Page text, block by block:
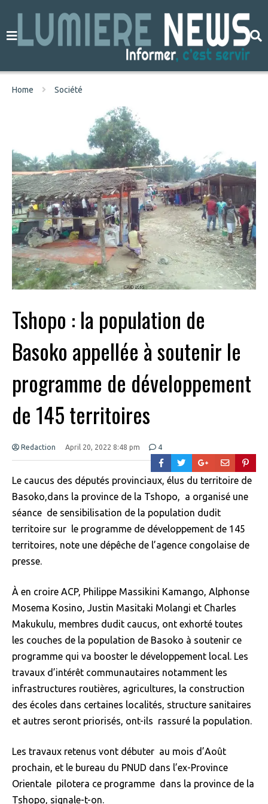
Home Société
Tshopo : la population de
Basoko appellée à soutenir le
programme de développement
de 145 territoires
Redaction April 20, 2022 8:48 pm 4
Le caucus des députés provinciaux, élus du territoire de
Basoko,dans la province de la Tshopo, a organisé une
séance de sensibilisation de la population dudit
territoire sur le programme de développement de 145
territoires, note une dépêche de l’agence congolaise de
presse.
À en croire ACP, Philippe Massikini Kamango, Alphonse
Mosema Kosino, Justin Masitaki Molangi et Charles
Makukulu, membres dudit caucus, ont exhorté toutes
les couches de la population de Basoko à soutenir ce
programme qui va booster le développement local. Les
travaux d’intérêt communautaires notamment les
infrastructures routières, agricultures, la construction
des écoles dans certaines localités, structure sanitaires
et autres seront priorisés, ont-ils rassuré la population.
Les travaux retenus vont débuter au mois d’Août
prochain, et le bureau du PNUD dans l’ex-Province
Orientale pilotera ce programme dans la province de la
Tshopo, signale-t-on.